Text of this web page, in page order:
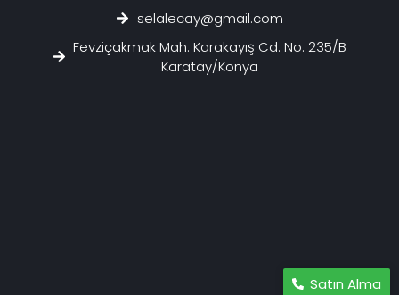
selalecay@gmail.com
Fevziçakmak Mah. Karakayış Cd. No: 235/B
Karatay/Konya
Satın Alma